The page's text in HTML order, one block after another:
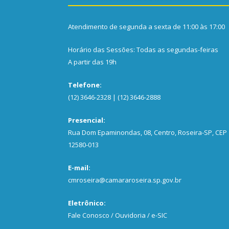
Atendimento de segunda a sexta de 11:00 às 17:00
Horário das Sessões: Todas as segundas-feiras
A partir das 19h
Telefone:
(12) 3646-2328 | (12) 3646-2888
Presencial:
Rua Dom Epaminondas, 08, Centro, Roseira-SP, CEP
12580-013
E-mail:
cmroseira@camararoseira.sp.gov.br
Eletrônico:
Fale Conosco / Ouvidoria / e-SIC